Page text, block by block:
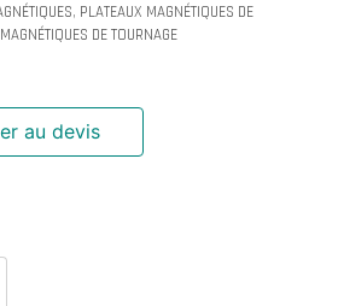
, PLATEAUX MAGNÉTIQUES DE
DE TOURNAGE
au devis